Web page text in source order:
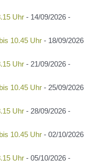
Uhr- 14/09/2026 -
10.45 Uhr- 18/09/2026
Uhr- 21/09/2026 -
10.45 Uhr- 25/09/2026
Uhr- 28/09/2026 -
10.45 Uhr- 02/10/2026
Uhr- 05/10/2026 -